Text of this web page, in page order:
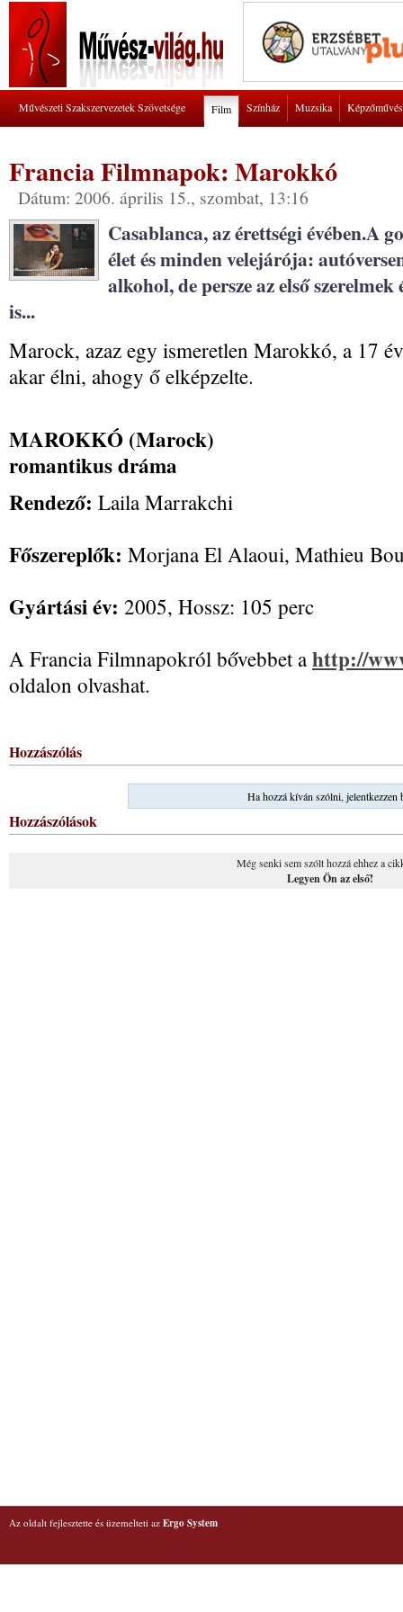
Művészeti Szakszervezetek Szövetsége Film Színház Muzsika
Francia Filmnapok: Marokkó
Dátum: 2006. április 15., szombat, 13:16
Casablanca, az érettségi
élet és minden velejárója:
alkohol, de persze az első
is...
Marock, azaz egy ismeretlen Marokkó, a 17
akar élni, ahogy ő elképzelte.
MAROKKÓ (Marock)
romantikus dráma
Rendező: Laila Marrakchi
Főszereplők: Morjana El Alaoui, Mathieu
Gyártási év: 2005, Hossz: 105 perc
A Francia Filmnapokról bővebbet ahttp://
oldalon olvashat.
Hozzászólás
Ha hozzá kíván szólni, jelentkezzen
Hozzászólások
Még senki sem szólt hozzá ehhez a
Legyen Ön az első!
Az oldalt fejlesztette és üzemelteti az Ergo System